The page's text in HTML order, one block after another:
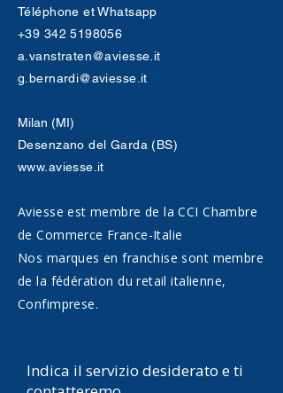
Téléphone et Whatsapp
+39 342 5198056
a.vanstraten@aviesse.it
g.bernardi@aviesse.it
Milan (MI)
Desenzano del Garda (BS)
www.aviesse.it
Aviesse est membre de la CCI Chambre
de Commerce France-Italie
Nos marques en franchise sont membre
de la fédération du retail italienne,
Confimprese.
Indica il servizio desiderato e ti